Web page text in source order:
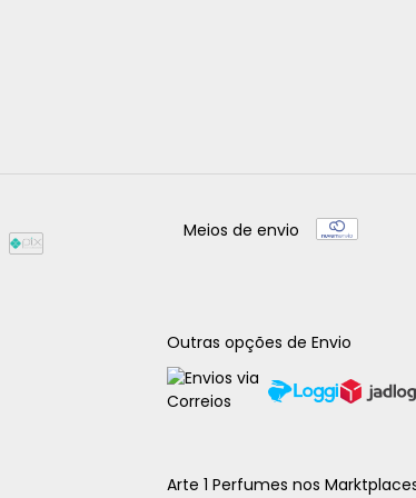
Meios de envio
Outras opções de Envio
Arte 1 Perfumes nos